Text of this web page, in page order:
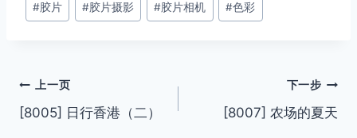
标
#胶片 #胶片摄影 #胶片相机 #色彩
文
章
上一页
[8005] 日行香港（二）
下一步
[8007] 农场的夏天